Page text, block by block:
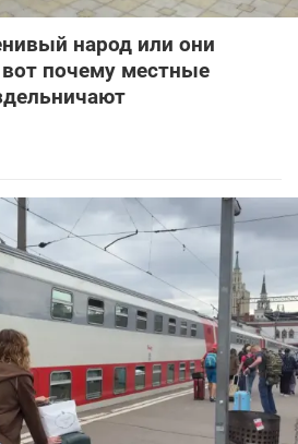
народ или они
вот почему местные